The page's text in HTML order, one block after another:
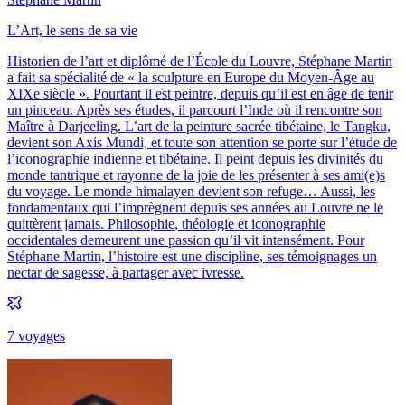
L’Art, le sens de sa vie
Historien de l’art et diplômé de l’École du Louvre, Stéphane Martin
a fait sa spécialité de « la sculpture en Europe du Moyen-Âge au
XIXe siècle ». Pourtant il est peintre, depuis qu’il est en âge de tenir
un pinceau. Après ses études, il parcourt l’Inde où il rencontre son
Maître à Darjeeling. L’art de la peinture sacrée tibétaine, le Tangku,
devient son Axis Mundi, et toute son attention se porte sur l’étude de
l’iconographie indienne et tibétaine. Il peint depuis les divinités du
monde tantrique et rayonne de la joie de les présenter à ses ami(e)s
du voyage. Le monde himalayen devient son refuge… Aussi, les
fondamentaux qui l’imprègnent depuis ses années au Louvre ne le
quittèrent jamais. Philosophie, théologie et iconographie
occidentales demeurent une passion qu’il vit intensément. Pour
Stéphane Martin, l’histoire est une discipline, ses témoignages un
nectar de sagesse, à partager avec ivresse.
7 voyages